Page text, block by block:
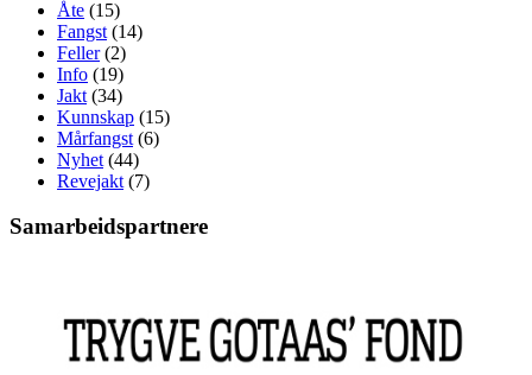
Åte (15)
Fangst (14)
Feller(2)
Info (19)
Jakt (34)
Kunnskap (15)
Mårfangst (6)
Nyhet (44)
Revejakt (7)
Samarbeidspartnere